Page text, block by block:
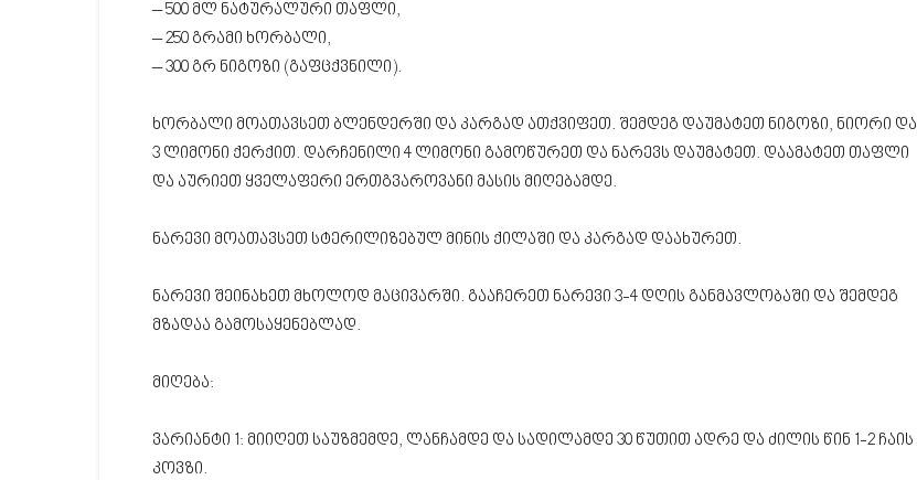
– 500 მლ ნატურალური თაფლი,
– 250 გრამი ხორბალი,
– 300 გრ ნიგოზი (გაფცქვნილი).
ხორბალი მოათავსეთ ბლენდერში და კარგად ათქვიფეთ. შემდეგ დაუმატეთ ნიგოზი, ნიორი და
3 ლიმონი ქერქით. დარჩენილი 4 ლიმონი გამოწურეთ და ნარევს დაუმატეთ. დაამატეთ თაფლი
და აურიეთ ყველაფერი ერთგვაროვანი მასის მიღებამდე.
ნარევი მოათავსეთ სტერილიზებულ მინის ქილაში და კარგად დაახურეთ.
ნარევი შეინახეთ მხოლოდ მაცივარში. გააჩერეთ ნარევი 3-4 დღის განმავლობაში და შემდეგ
მზადაა გამოსაყენებლად.
მიღება:
ვარიანტი 1: მიიღეთ საუზმემდე, ლანჩამდე და სადილამდე 30 წუთით ადრე და ძილის წინ 1-2 ჩაის
კოვზი.